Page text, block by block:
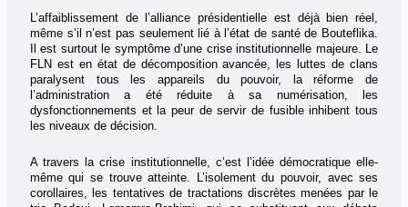
L’affaiblissement de l’alliance présidentielle est déjà bien réel,
même s’il n’est pas seulement lié à l’état de santé de Bouteflika.
Il est surtout le symptôme d’une crise institutionnelle majeure. Le
FLN est en état de décomposition avancée, les luttes de clans
paralysent tous les appareils du pouvoir, la réforme de
l’administration a été réduite à sa numérisation, les
dysfonctionnements et la peur de servir de fusible inhibent tous
les niveaux de décision.
A travers la crise institutionnelle, c’est l’idée démocratique elle-
même qui se trouve atteinte. L’isolement du pouvoir, avec ses
corollaires, les tentatives de tractations discrètes menées par le